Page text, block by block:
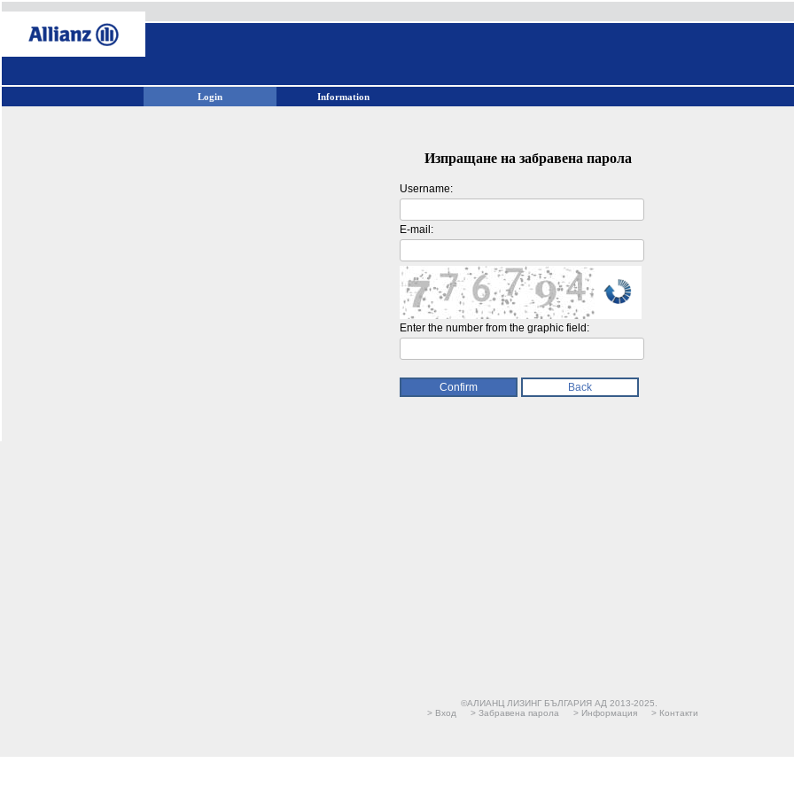
Login Information
Изпращане на забравена парола
Username:
E-mail:
Enter the number from the graphic field:
©АЛИАНЦ ЛИЗИНГ БЪЛГАРИЯ АД 2013-2025.
> Вход > Забравена парола > Информация > Контакти